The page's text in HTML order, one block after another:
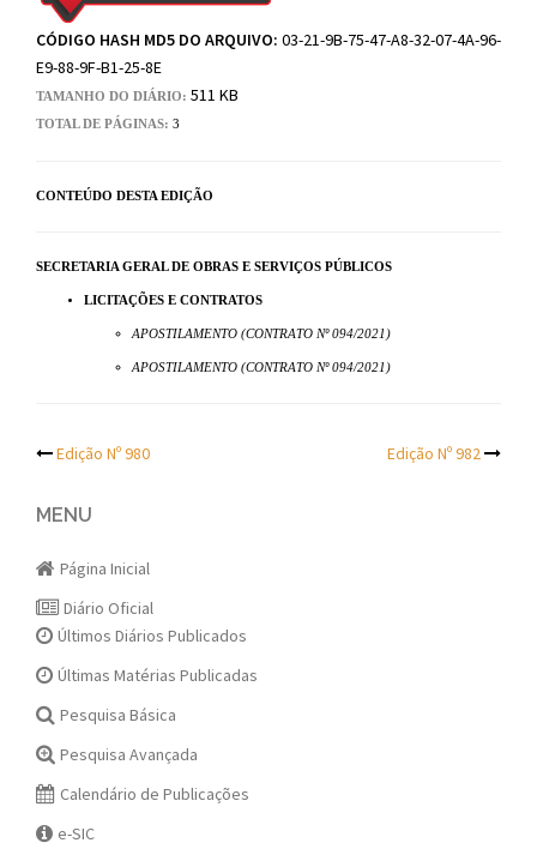
CÓDIGO HASH MD5 DO ARQUIVO: 03-21-9B-75-47-A8-32-07-4A-96-
E9-88-9F-B1-25-8E
TAMANHO DO DIÁRIO: 511 KB
TOTAL DE PÁGINAS: 3
CONTEÚDO DESTA EDIÇÃO
SECRETARIA GERAL DE OBRAS E SERVIÇOS PÚBLICOS
LICITAÇÕES E CONTRATOS
APOSTILAMENTO (CONTRATO Nº 094/2021)
APOSTILAMENTO (CONTRATO Nº 094/2021)
Post
navigation
Edição Nº 980 Edição Nº 982
MENU
Página Inicial
Diário Oficial
Últimos Diários Publicados
Últimas Matérias Publicadas
Pesquisa Básica
Pesquisa Avançada
Calendário de Publicações
e-SIC